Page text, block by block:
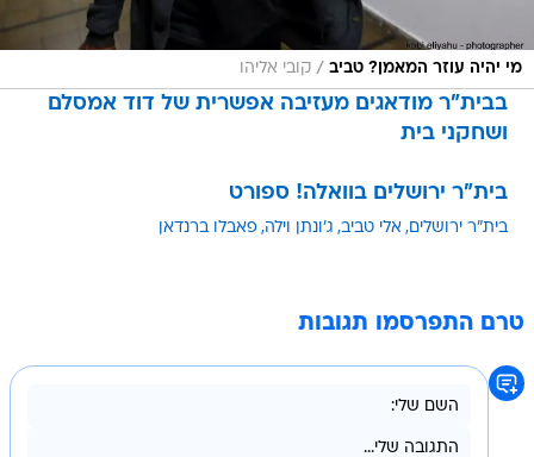
מי יהיה עוזר המאמן? טביב / קובי אליהו
בבית"ר מודאגים מעזיבה אפשרית של דוד אמסלם
ושחקני בית
בית"ר ירושלים בוואלה! ספורט
בית"ר ירושלים אלי טביב ג'ונתן וילה פאבלו ברנדאן
טרם התפרסמו תגובות